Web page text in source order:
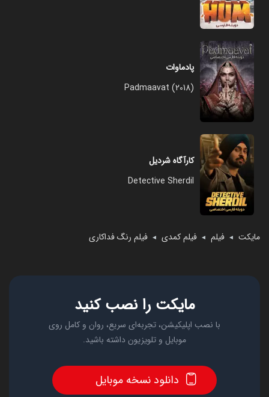
مایکت ◄ فیلم ◄ فیلم کمدی ◄ فیلم رنگ فداکاری
پادماوات
Padmaavat (2018)
کارآگاه شردیل
Detective Sherdil
مایکت را نصب کنید
با نصب اپلیکیشن، تجربه‌ای سریع، روان و کامل روی
موبایل و تلویزیون داشته باشید.
دانلود نسخه موبایل